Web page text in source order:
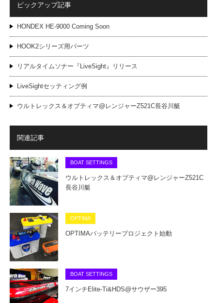
ピックアップ記事
HONDEX HE-9000 Coming Soon
HOOK2シリーズ用パーツ
リアルタイムソナー『LiveSight』リリース
LiveSightセッティング例
ウルトレックス＆オプティマ@レンジャーZ521C長谷川艇
関連記事
BOAT SETTINGS
ウルトレックス＆オプティマ@レンジャーZ521C
長谷川艇
OPTIMA
OPTIMAバッテリープロジェクト始動
BOAT SETTINGS
7インチElite-Ti&HDS@サウザー395